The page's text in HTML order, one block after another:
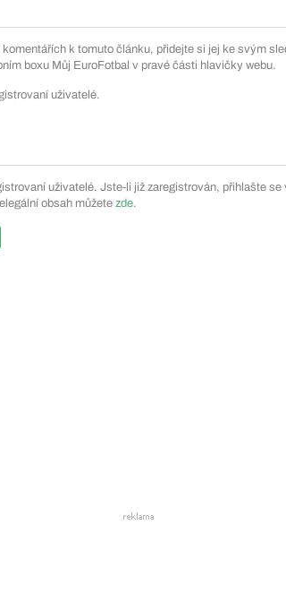
k tomuto článku, přidejte si jej ke svým
boxu Můj EuroFotbal v pravé části hlavičky webu.
uživatelé.
uživatelé. Jste-li již zaregistrován, přihlašte
obsah můžete zde.